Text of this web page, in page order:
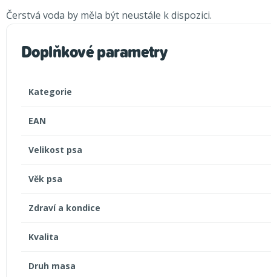
Čerstvá voda by měla být neustále k dispozici.
Doplňkové parametry
Kategorie
EAN
Velikost psa
Věk psa
Zdraví a kondice
Kvalita
Druh masa